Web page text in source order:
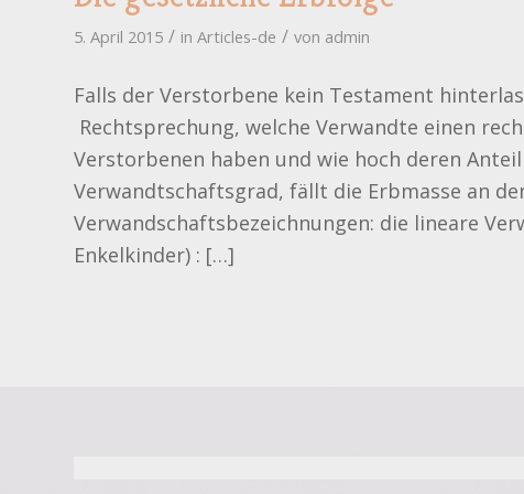
5. April 2015 / in Articles-de / von admin
Falls der Verstorbene kein Testament
Rechtsprechung, welche Verwandte einen
Verstorbenen haben und wie hoch deren
Verwandtschaftsgrad, fällt die Erbmasse an
Verwandschaftsbezeichnungen: die lineare
Enkelkinder) : […]